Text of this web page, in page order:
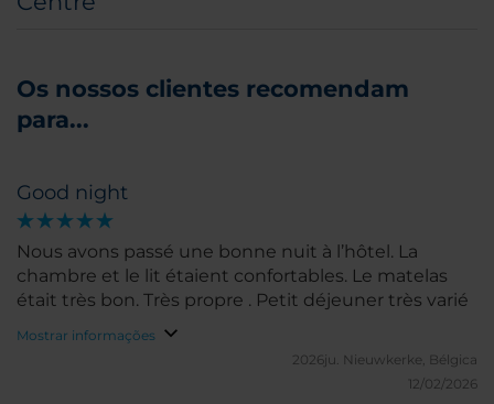
Os nossos clientes recomendam
para...
Good night
Nous avons passé une bonne nuit à l’hôtel. La
chambre et le lit étaient confortables. Le matelas
était très bon. Très propre . Petit déjeuner très varié
Mostrar informações
2026ju. Nieuwkerke, Bélgica
12/02/2026